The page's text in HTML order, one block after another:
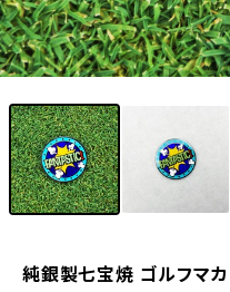
純銀製七宝焼 ゴルフマ